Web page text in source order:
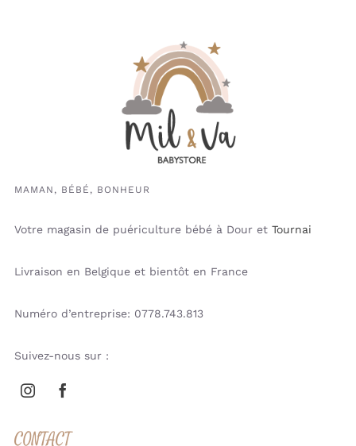
MAMAN, BÉBÉ, BONHEUR
Votre magasin de puériculture bébé à Dour et Tournai
Livraison en Belgique et bientôt en France
Numéro d’entreprise: 0778.743.813
Suivez-nous sur :
CONTACT